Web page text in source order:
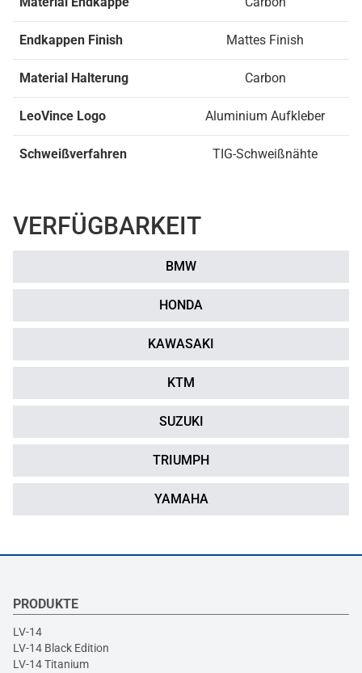
Endkappen Finish Mattes Finish
Material Halterung Carbon
LeoVince Logo Aluminium Aufkleber
Schweißverfahren TIG-Schweißnähte
VERFÜGBARKEIT
BMW
HONDA
KAWASAKI
KTM
SUZUKI
TRIUMPH
YAMAHA
PRODUKTE
LV-14
LV-14 Black Edition
LV-14 Titanium